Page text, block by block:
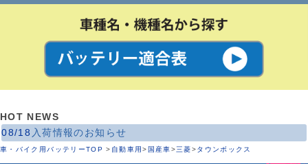
HOT NEWS
08/18 入荷情報のお知らせ
車・バイク用バッテリーTOP > 自動車用> 国産車>三菱>タウンボックス